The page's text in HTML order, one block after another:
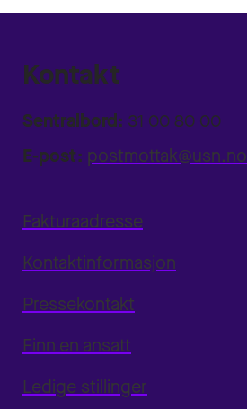
Kontakt
Sentralbord: 31 00 80 00
E-post: postmottak@usn.no
Fakturaadresse
Kontaktinformasjon
Pressekontakt
Finn en ansatt
Ledige stillinger